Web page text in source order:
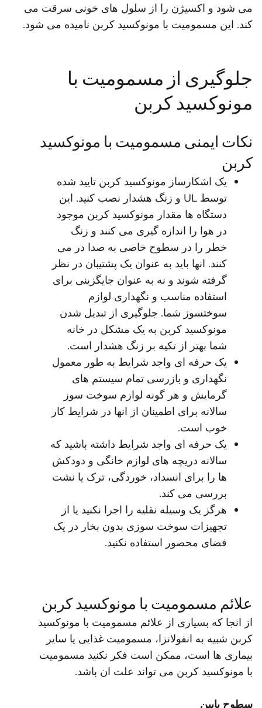
می شود و اکسیژن را از سلول های خونی سرقت می
کند. این مسمومیت با مونوکسید کربن نامیده می شود.
جلوگیری از مسمومیت با
مونوکسید کربن
نکات ایمنی مسمومیت با مونوکسید
کربن
یک اشکارساز مونوکسید کربن تایید شده
توسط UL و زنگ هشدار نصب کنید. این
دستگاه ها مقدار مونوکسید کربن موجود
در هوا را اندازه گیری می کنند و زنگ
خطر را در سطوح خاصی به صدا در می
کنند. انها باید به عنوان یک پشتیبان در نظر
گرفته شوند و نه به عنوان جایگزینی برای
استفاده مناسب و نگهداری لوازم
سوختسوز شما. جلوگیری از تبدیل شدن
مونوکسید کربن به یک مشکل در خانه
شما بهتر از تکیه بر زنگ هشدار است.
یک حرفه ای واجد شرایط به طور معمول
نگهداری و بازرسی تمام سیستم های
گرمایش و هر گونه لوازم سوخت سوز
سالانه برای اطمینان از انها در شرایط کار
خوب است.
یک حرفه ای واجد شرایط داشته باشید که
سالانه دریچه های لوازم خانگی و دودکش
ها را برای انسداد، خوردگی، ترک یا نشت
بررسی می کند.
هرگز یک وسیله نقلیه را اجرا نکنید یا از
تجهیزات سوخت سوزی بدون بخار در یک
فضای محصور استفاده نکنید.
علائم مسمومیت با مونوکسید کربن
از انجا که بسیاری از علائم مسمومیت با مونوکسید
کربن شبیه به انفولانزا، مسمومیت غذایی یا سایر
بیماری ها است، ممکن است فکر نکنید مسمومیت
با مونوکسید کربن می تواند علت ان باشد.
سطوح پایین